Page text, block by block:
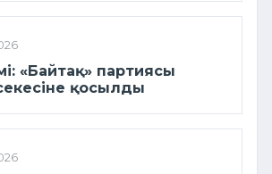
«Байтақ» партиясы
қосылды